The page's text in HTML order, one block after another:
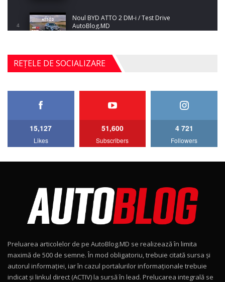
4
Noul BYD ATTO 2 DM-i / Test Drive
AutoBlog.MD
5
Noul Mercedes-Benz S-Class facelift (S 580
4MATIC V223) / Test Drive AutoBlog.MD
27:33
AutoBlog.MD
15:08
Noul Geely EX2 / Test Drive AutoBlog.MD
15:22
Mercedes-AMG E 53 HYBRID 4MATIC+ / Test
Drive AutoBlog.MD
16:27
REȚELE DE SOCIALIZARE
15,127
Likes
51,600
Subscribers
4 721
Followers
Preluarea articolelor de pe AutoBlog.MD se realizează în limita
maximă de 500 de semne. În mod obligatoriu, trebuie citată sursa și
autorul informației, iar în cazul portalurilor informaționale trebuie
indicat și linkul direct (ACTIV) la sursă în lead. Prelucarea integrală se